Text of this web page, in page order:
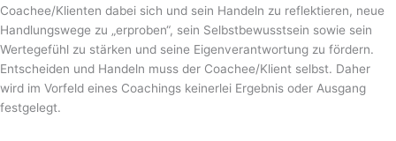
Coachee/Klienten dabei sich und sein Handeln zu reflektieren, neue
Handlungswege zu „erproben“, sein Selbstbewusstsein sowie sein
Wertegefühl zu stärken und seine Eigenverantwortung zu fördern.
Entscheiden und Handeln muss der Coachee/Klient selbst. Daher
wird im Vorfeld eines Coachings keinerlei Ergebnis oder Ausgang
festgelegt.